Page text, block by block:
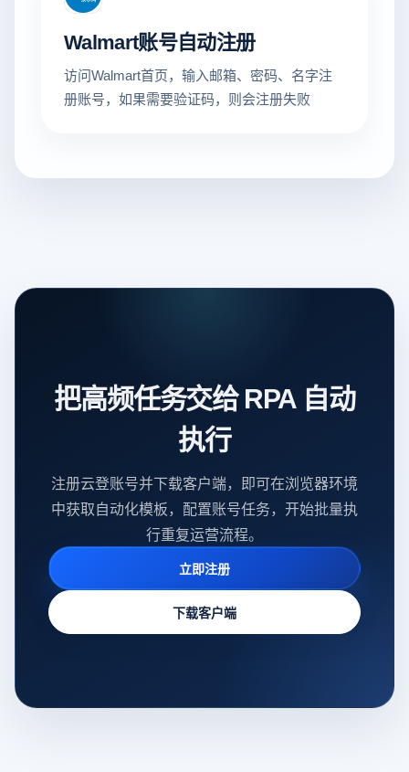
Walmart账号自动注册
访问Walmart首页，输入邮箱、密码、名字注
册账号，如果需要验证码，则会注册失败
把高频任务交给 RPA 自动
执行
注册云登账号并下载客户端，即可在浏览器环境
中获取自动化模板，配置账号任务，开始批量执
行重复运营流程。
立即注册
下载客户端